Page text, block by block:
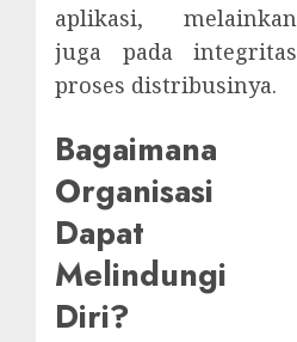
aplikasi, melainkan
juga pada integritas
proses distribusinya.
Bagaimana
Organisasi
Dapat
Melindungi
Diri?